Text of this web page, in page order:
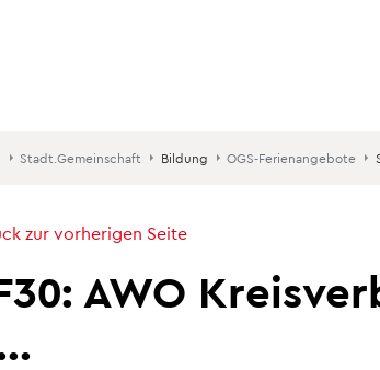
Stadt.Gemeinschaft Bildung OGS-Ferienangebote
zur vorherigen Seite
AWO